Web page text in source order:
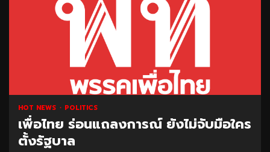
HOT NEWS POLITICS
เพื่อไทย ร่อนแถลงการณ์ ยังไม่จับมือใคร
ตั้งรัฐบาล